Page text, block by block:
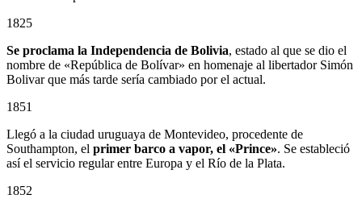
1825
Se proclama la Independencia de Bolivia, estado al que se dio el
nombre de «República de Bolívar» en homenaje al libertador Simón
Bolivar que más tarde sería cambiado por el actual.
1851
Llegó a la ciudad uruguaya de Montevideo, procedente de
Southampton, el primer barco a vapor, el «Prince». Se estableció
así el servicio regular entre Europa y el Río de la Plata.
1852